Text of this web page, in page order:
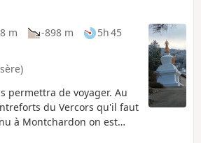
m -898 m
5h 45
permettra de voyager. Au
du Vercors qu'il faut
à Montchardon on est